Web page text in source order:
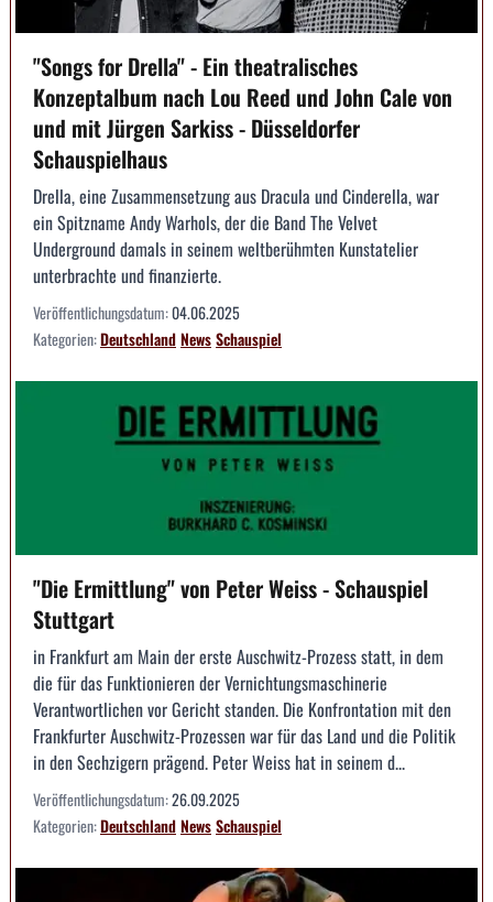
"Songs for Drella" - Ein theatralisches
Konzeptalbum nach Lou Reed und John Cale von
und mit Jürgen Sarkiss - Düsseldorfer
Schauspielhaus
Drella, eine Zusammensetzung aus Dracula und Cinderella, war
ein Spitzname Andy Warhols, der die Band The Velvet
Underground damals in seinem weltberühmten Kunstatelier
unterbrachte und finanzierte.
Veröffentlichungsdatum:04.06.2025
Kategorien:DeutschlandNewsSchauspiel
"Die Ermittlung" von Peter Weiss - Schauspiel
Stuttgart
in Frankfurt am Main der erste Auschwitz-Prozess statt, in dem
die für das Funktionieren der Vernichtungsmaschinerie
Verantwortlichen vor Gericht standen. Die Konfrontation mit den
Frankfurter Auschwitz-Prozessen war für das Land und die Politik
in den Sechzigern prägend. Peter Weiss hat in seinem d...
Veröffentlichungsdatum:26.09.2025
Kategorien:DeutschlandNewsSchauspiel